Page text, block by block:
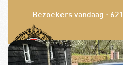
Bezoekers vandaag : 621